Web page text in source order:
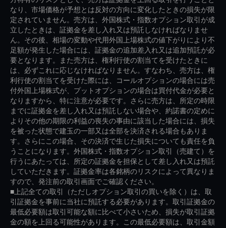
なり、市場価格が予想とは反対の方向に変化したときの損失が限
定されていません。売方は、外国株式・指数オプション取引が成
立したときは、証拠金を差し入れ又は預託しなければなりませ
ん。その後、相場の変動や代用外国上場株式の値下がりにより不
足額が発生した場合には、証拠金の追加差入れ又は追加預託が必
要となります。また売方は、権利行使の割当てを受けたときに
は、必ずこれに応じなければなりません。すなわち、売方は、権
利行使の割当てを受けた際には、コールオプションの場合には売
付外国上場株式が、プットオプションの場合は買付代金が必要と
なりますから、特に注意が必要です。さらに売方は、所定の時限
までに証拠金を差し入れ又は預託しない場合や、約諾書の定めに
よりその他の期限の利益の喪失の事由に該当した場合には、損失
を被った状態で建玉の一部又は全部を決済される場合もありま
す。さらにこの場合、その決済で生じた損失についても責任を負
うことになります。外国株式・指数オプション取引（売建て）を
行うにあたっては、所定の証拠金を担保として差し入れ又は預託
していただきます。証拠金率は各銘柄のリスクによって異なりま
すので、発注前の取引画面でご確認ください。
■上記全ての取引（ただしオプション取引の買いを除く）は、取
引証拠金を事前に当社に預託する必要があります。取引証拠金の
最低必要額は取引可能な額に比べて小さいため、損失が取引証拠
金の額を上回る可能性があります。この最低必要額は、取引金額